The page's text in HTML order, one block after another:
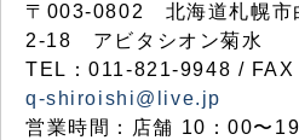
〒003-0802 北海道札幌市
2-18 アビタシオン菊水
TEL：011-821-9948 /
q-shiroishi@live.jp
営業時間：店舗 10：00〜